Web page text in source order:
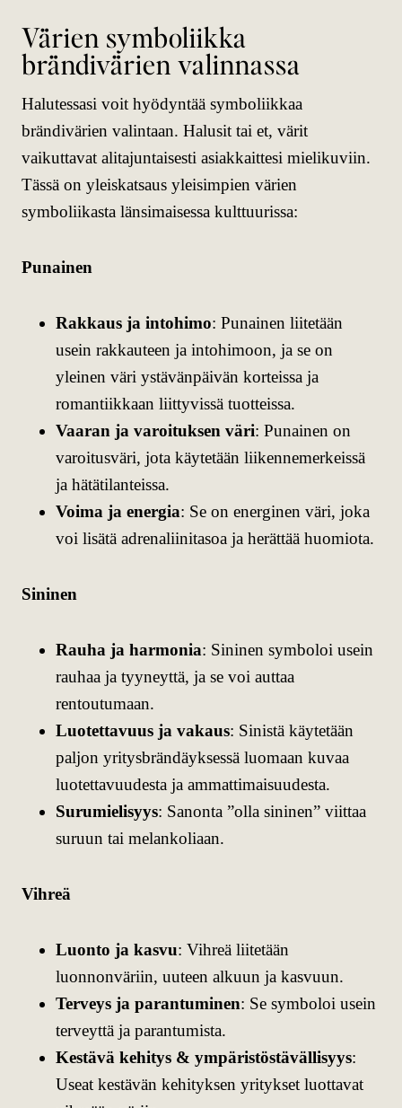
Värien symboliikka
brändivärien valinnassa
Halutessasi voit hyödyntää symboliikkaa
brändivärien valintaan. Halusit tai et, värit
vaikuttavat alitajuntaisesti asiakkaittesi mielikuviin.
Tässä on yleiskatsaus yleisimpien värien
symboliikasta länsimaisessa kulttuurissa:
Punainen
Rakkaus ja intohimo: Punainen liitetään
usein rakkauteen ja intohimoon, ja se on
yleinen väri ystävänpäivän korteissa ja
romantiikkaan liittyvissä tuotteissa.
Vaaran ja varoituksen väri: Punainen on
varoitusväri, jota käytetään liikennemerkeissä
ja hätätilanteissa.
Voima ja energia: Se on energinen väri, joka
voi lisätä adrenaliinitasoa ja herättää huomiota.
Sininen
Rauha ja harmonia: Sininen symboloi usein
rauhaa ja tyyneyttä, ja se voi auttaa
rentoutumaan.
Luotettavuus ja vakaus: Sinistä käytetään
paljon yritysbrändäyksessä luomaan kuvaa
luotettavuudesta ja ammattimaisuudesta.
Surumielisyys: Sanonta ”olla sininen” viittaa
suruun tai melankoliaan.
Vihreä
Luonto ja kasvu: Vihreä liitetään
luonnonväriin, uuteen alkuun ja kasvuun.
Terveys ja parantuminen: Se symboloi usein
terveyttä ja parantumista.
Kestävä kehitys & ympäristöstävällisyys:
Useat kestävän kehityksen yritykset luottavat